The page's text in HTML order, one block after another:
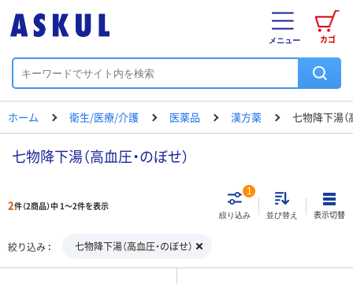
カゴ
メニュー
ホーム 衛生/医療/介護 医薬品 漢方薬 七物降下湯（
七物降下湯（高血圧・のぼせ）
2件（2商品）中 1～2件を表示
絞り込み
1
並び替え 表示切替
絞り込み 七物降下湯（高血圧・のぼせ）